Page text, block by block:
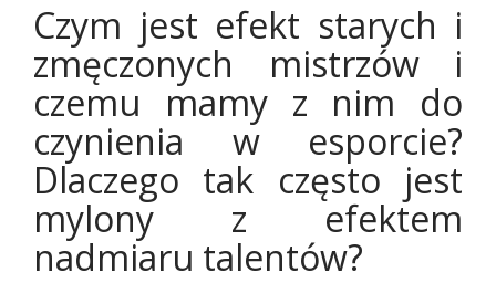
Czym jest efekt starych i
zmęczonych mistrzów i
czemu mamy z nim do
czynienia w esporcie?
Dlaczego tak często jest
mylony z efektem
nadmiaru talentów?